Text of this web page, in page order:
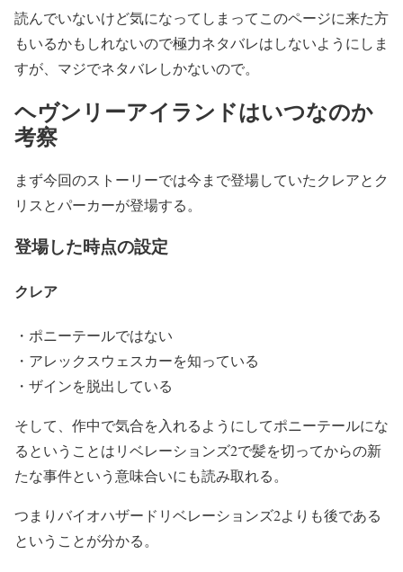
読んでいないけど気になってしまってこのページに来た方
もいるかもしれないので極力ネタバレはしないようにしま
すが、マジでネタバレしかないので。
ヘヴンリーアイランドはいつなのか
考察
まず今回のストーリーでは今まで登場していたクレアとク
リスとパーカーが登場する。
登場した時点の設定
クレア
・ポニーテールではない
・アレックスウェスカーを知っている
・ザインを脱出している
そして、作中で気合を入れるようにしてポニーテールにな
るということはリベレーションズ2で髪を切ってからの新
たな事件という意味合いにも読み取れる。
つまりバイオハザードリベレーションズ2よりも後である
ということが分かる。